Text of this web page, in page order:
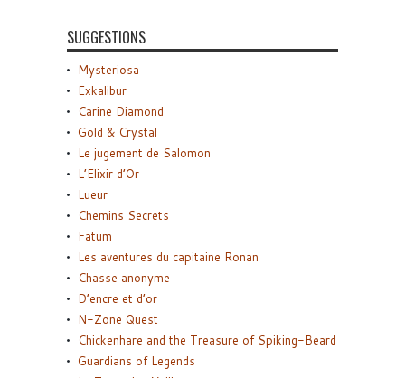
SUGGESTIONS
Mysteriosa
Exkalibur
Carine Diamond
Gold & Crystal
Le jugement de Salomon
L’Elixir d’Or
Lueur
Chemins Secrets
Fatum
Les aventures du capitaine Ronan
Chasse anonyme
D’encre et d’or
N-Zone Quest
Chickenhare and the Treasure of Spiking-Beard
Guardians of Legends